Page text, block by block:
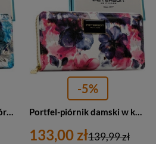
-5%
133,00 zł139,99 zł